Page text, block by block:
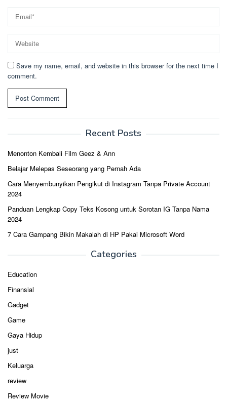
Save my name, email, and website in this browser for the next time I
comment.
Recent Posts
Menonton Kembali Film Geez & Ann
Belajar Melepas Seseorang yang Pernah Ada
Cara Menyembunyikan Pengikut di Instagram Tanpa Private Account
2024
Panduan Lengkap Copy Teks Kosong untuk Sorotan IG Tanpa Nama
2024
7 Cara Gampang Bikin Makalah di HP Pakai Microsoft Word
Categories
Education
Finansial
Gadget
Game
Gaya Hidup
just
Keluarga
review
Review Movie